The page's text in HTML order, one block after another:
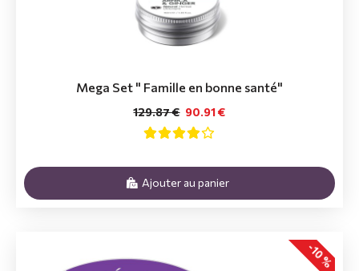
Mega Set " Famille en bonne santé"
90.91 €
129.87 €
Ajouter au panier
-10 %